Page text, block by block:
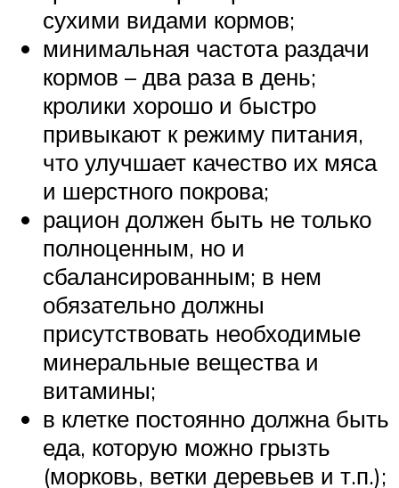
сухими видами кормов;
минимальная частота раздачи
кормов – два раза в день;
кролики хорошо и быстро
привыкают к режиму питания,
что улучшает качество их мяса
и шерстного покрова;
рацион должен быть не только
полноценным, но и
сбалансированным; в нем
обязательно должны
присутствовать необходимые
минеральные вещества и
витамины;
в клетке постоянно должна быть
еда, которую можно грызть
(морковь, ветки деревьев и т.п.);